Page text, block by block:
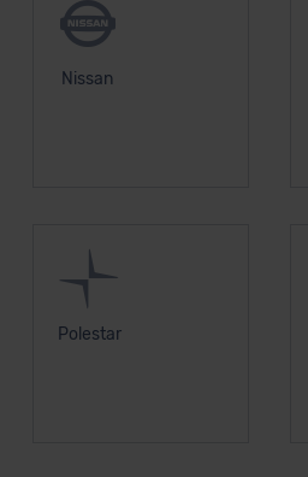
Datenschutzklauseln können Sie
unserem
datenschutz@meinauto.de
Nissan
Polestar